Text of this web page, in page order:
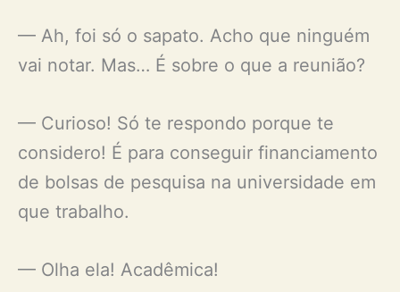
— Ah, foi só o sapato. Acho que ninguém
vai notar. Mas… É sobre o que a reunião?
— Curioso! Só te respondo porque te
considero! É para conseguir financiamento
de bolsas de pesquisa na universidade em
que trabalho.
— Olha ela! Acadêmica!